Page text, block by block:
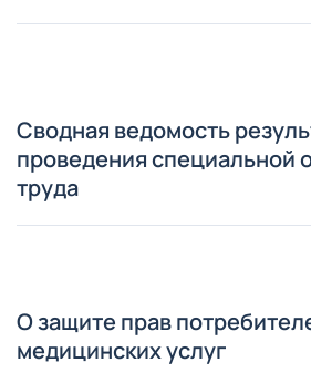
Сводная ведомость
проведения специальной
труда
О защите прав
медицинских услуг